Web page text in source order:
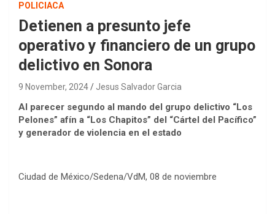
POLICIACA
Detienen a presunto jefe
operativo y financiero de un grupo
delictivo en Sonora
9 November, 2024 Jesus Salvador Garcia
Al parecer segundo al mando del grupo delictivo “Los
Pelones” afín a “Los Chapitos” del “Cártel del Pacífico”
y generador de violencia en el estado
Ciudad de México/Sedena/VdM, 08 de noviembre